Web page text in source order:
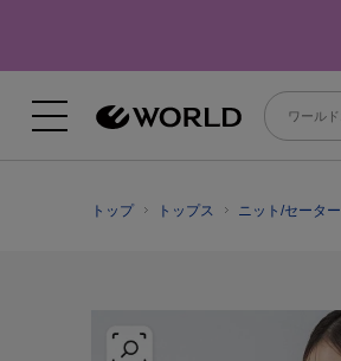
トップ トップス ニット/セーター